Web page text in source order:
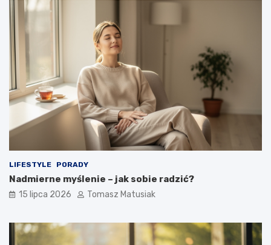
LIFESTYLE PORADY
Nadmierne myślenie – jak sobie radzić?
15 lipca 2026 Tomasz Matusiak